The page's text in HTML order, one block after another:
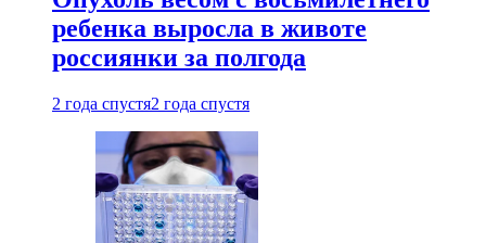
ребенка выросла в животе
россиянки за полгода
2 года спустя2 года спустя